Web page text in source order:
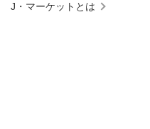
J・マーケットとは